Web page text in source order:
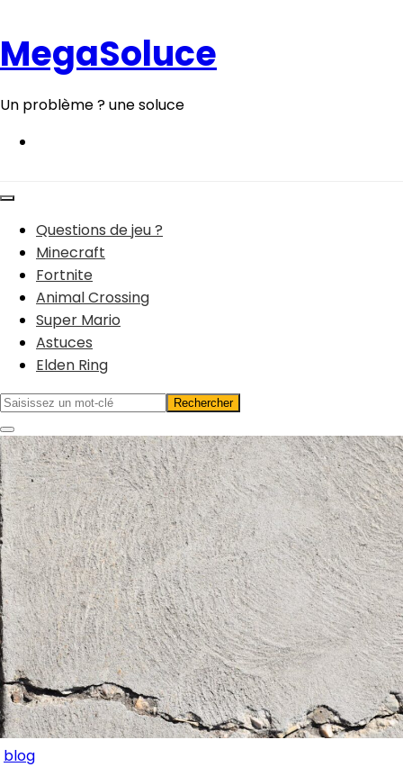
contenu
MegaSoluce
Un problème ? une soluce
Questions de jeu ?
Minecraft
Fortnite
Animal Crossing
Super Mario
Astuces
Elden Ring
blog